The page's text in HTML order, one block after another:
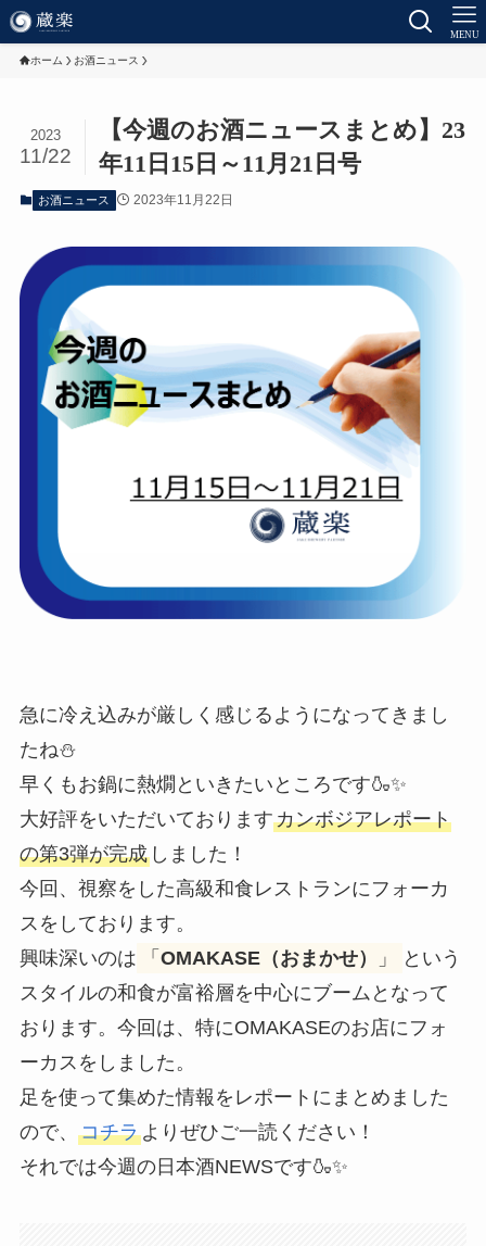
MENU
ホーム お酒ニュース
【今週のお酒ニュースまとめ】23
年11日15日～11月21日号
2023
11/22
お酒ニュース 2023年11月22日
急に冷え込みが厳しく感じるようになってきまし
たね⛄
早くもお鍋に熱燗といきたいところです🍶✨
大好評をいただいておりますカンボジアレポート
の第3弾が完成しました！
今回、視察をした高級和食レストランにフォーカ
スをしております。
興味深いのは
「OMAKASE（おまかせ） 」
という
スタイルの和食が富裕層を中心にブームとなって
おります。今回は、特にOMAKASEのお店にフォ
ーカスをしました。
足を使って集めた情報をレポートにまとめました
ので、 コチラよりぜひご一読ください！
それでは今週の日本酒NEWSです🍶✨